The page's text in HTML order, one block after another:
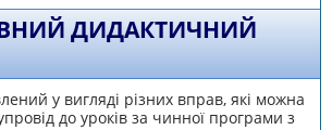
ДИДАКТИЧНИЙ
у вигляді різних вправ, які можна
до уроків за чинної програми з